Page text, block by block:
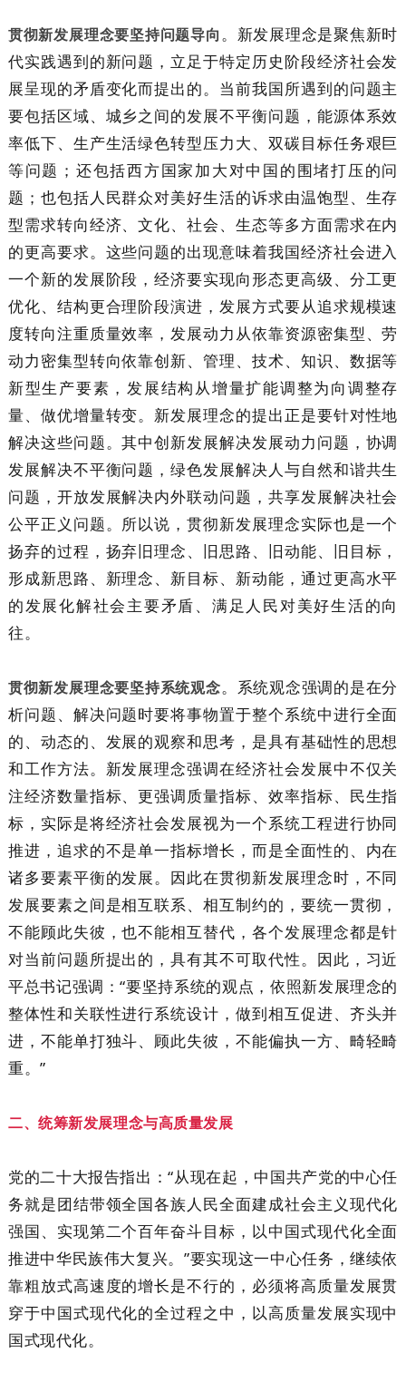
贯彻新发展理念要坚持问题导向。新发展理念是聚焦新时
代实践遇到的新问题，立足于特定历史阶段经济社会发
展呈现的矛盾变化而提出的。当前我国所遇到的问题主
要包括区域、城乡之间的发展不平衡问题，能源体系效
率低下、生产生活绿色转型压力大、双碳目标任务艰巨
等问题；还包括西方国家加大对中国的围堵打压的问
题；也包括人民群众对美好生活的诉求由温饱型、生存
型需求转向经济、文化、社会、生态等多方面需求在内
的更高要求。这些问题的出现意味着我国经济社会进入
一个新的发展阶段，经济要实现向形态更高级、分工更
优化、结构更合理阶段演进，发展方式要从追求规模速
度转向注重质量效率，发展动力从依靠资源密集型、劳
动力密集型转向依靠创新、管理、技术、知识、数据等
新型生产要素，发展结构从增量扩能调整为向调整存
量、做优增量转变。新发展理念的提出正是要针对性地
解决这些问题。其中创新发展解决发展动力问题，协调
发展解决不平衡问题，绿色发展解决人与自然和谐共生
问题，开放发展解决内外联动问题，共享发展解决社会
公平正义问题。所以说，贯彻新发展理念实际也是一个
扬弃的过程，扬弃旧理念、旧思路、旧动能、旧目标，
形成新思路、新理念、新目标、新动能，通过更高水平
的发展化解社会主要矛盾、满足人民对美好生活的向
往。
贯彻新发展理念要坚持系统观念。系统观念强调的是在分
析问题、解决问题时要将事物置于整个系统中进行全面
的、动态的、发展的观察和思考，是具有基础性的思想
和工作方法。新发展理念强调在经济社会发展中不仅关
注经济数量指标、更强调质量指标、效率指标、民生指
标，实际是将经济社会发展视为一个系统工程进行协同
推进，追求的不是单一指标增长，而是全面性的、内在
诸多要素平衡的发展。因此在贯彻新发展理念时，不同
发展要素之间是相互联系、相互制约的，要统一贯彻，
不能顾此失彼，也不能相互替代，各个发展理念都是针
对当前问题所提出的，具有其不可取代性。因此，习近
平总书记强调：“要坚持系统的观点，依照新发展理念的
整体性和关联性进行系统设计，做到相互促进、齐头并
进，不能单打独斗、顾此失彼，不能偏执一方、畸轻畸
重。”
二、统筹新发展理念与高质量发展
党的二十大报告指出：“从现在起，中国共产党的中心任
务就是团结带领全国各族人民全面建成社会主义现代化
强国、实现第二个百年奋斗目标，以中国式现代化全面
推进中华民族伟大复兴。”要实现这一中心任务，继续依
靠粗放式高速度的增长是不行的，必须将高质量发展贯
穿于中国式现代化的全过程之中，以高质量发展实现中
国式现代化。